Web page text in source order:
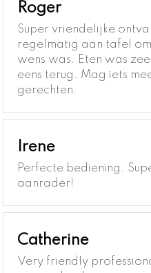
Roger
Super vriendelijke
regelmatig aan tafel
wens was. Eten was
eens terug. Mag iets
gerechten.
Irene
Perfecte bediening.
aanrader!
Catherine
Very friendly